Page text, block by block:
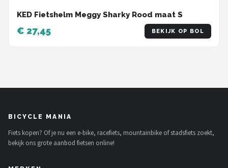
KED Fietshelm Meggy Sharky Rood maat S
€ 27,45 BEKIJK OP BOL
BICYCLE MANIA
Fiets kopen? Of je nu een e-bike, racefiets, mountainbike of stadsfiets zoekt,
bekijk ons grote aanbod fietsen online!